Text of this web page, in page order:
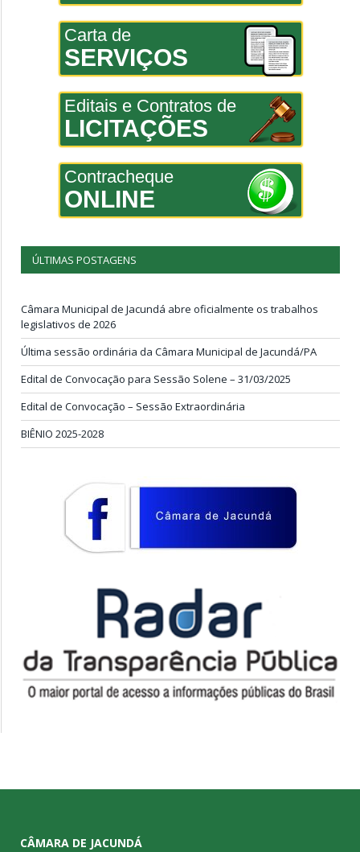
Carta de
SERVIÇOS
Editais e Contratos de
LICITAÇÕES
Contracheque
ONLINE
ÚLTIMAS POSTAGENS
Câmara Municipal de Jacundá abre oficialmente os trabalhos
legislativos de 2026
Última sessão ordinária da Câmara Municipal de Jacundá/PA
Edital de Convocação para Sessão Solene – 31/03/2025
Edital de Convocação – Sessão Extraordinária
BIÊNIO 2025-2028
CÂMARA DE JACUNDÁ